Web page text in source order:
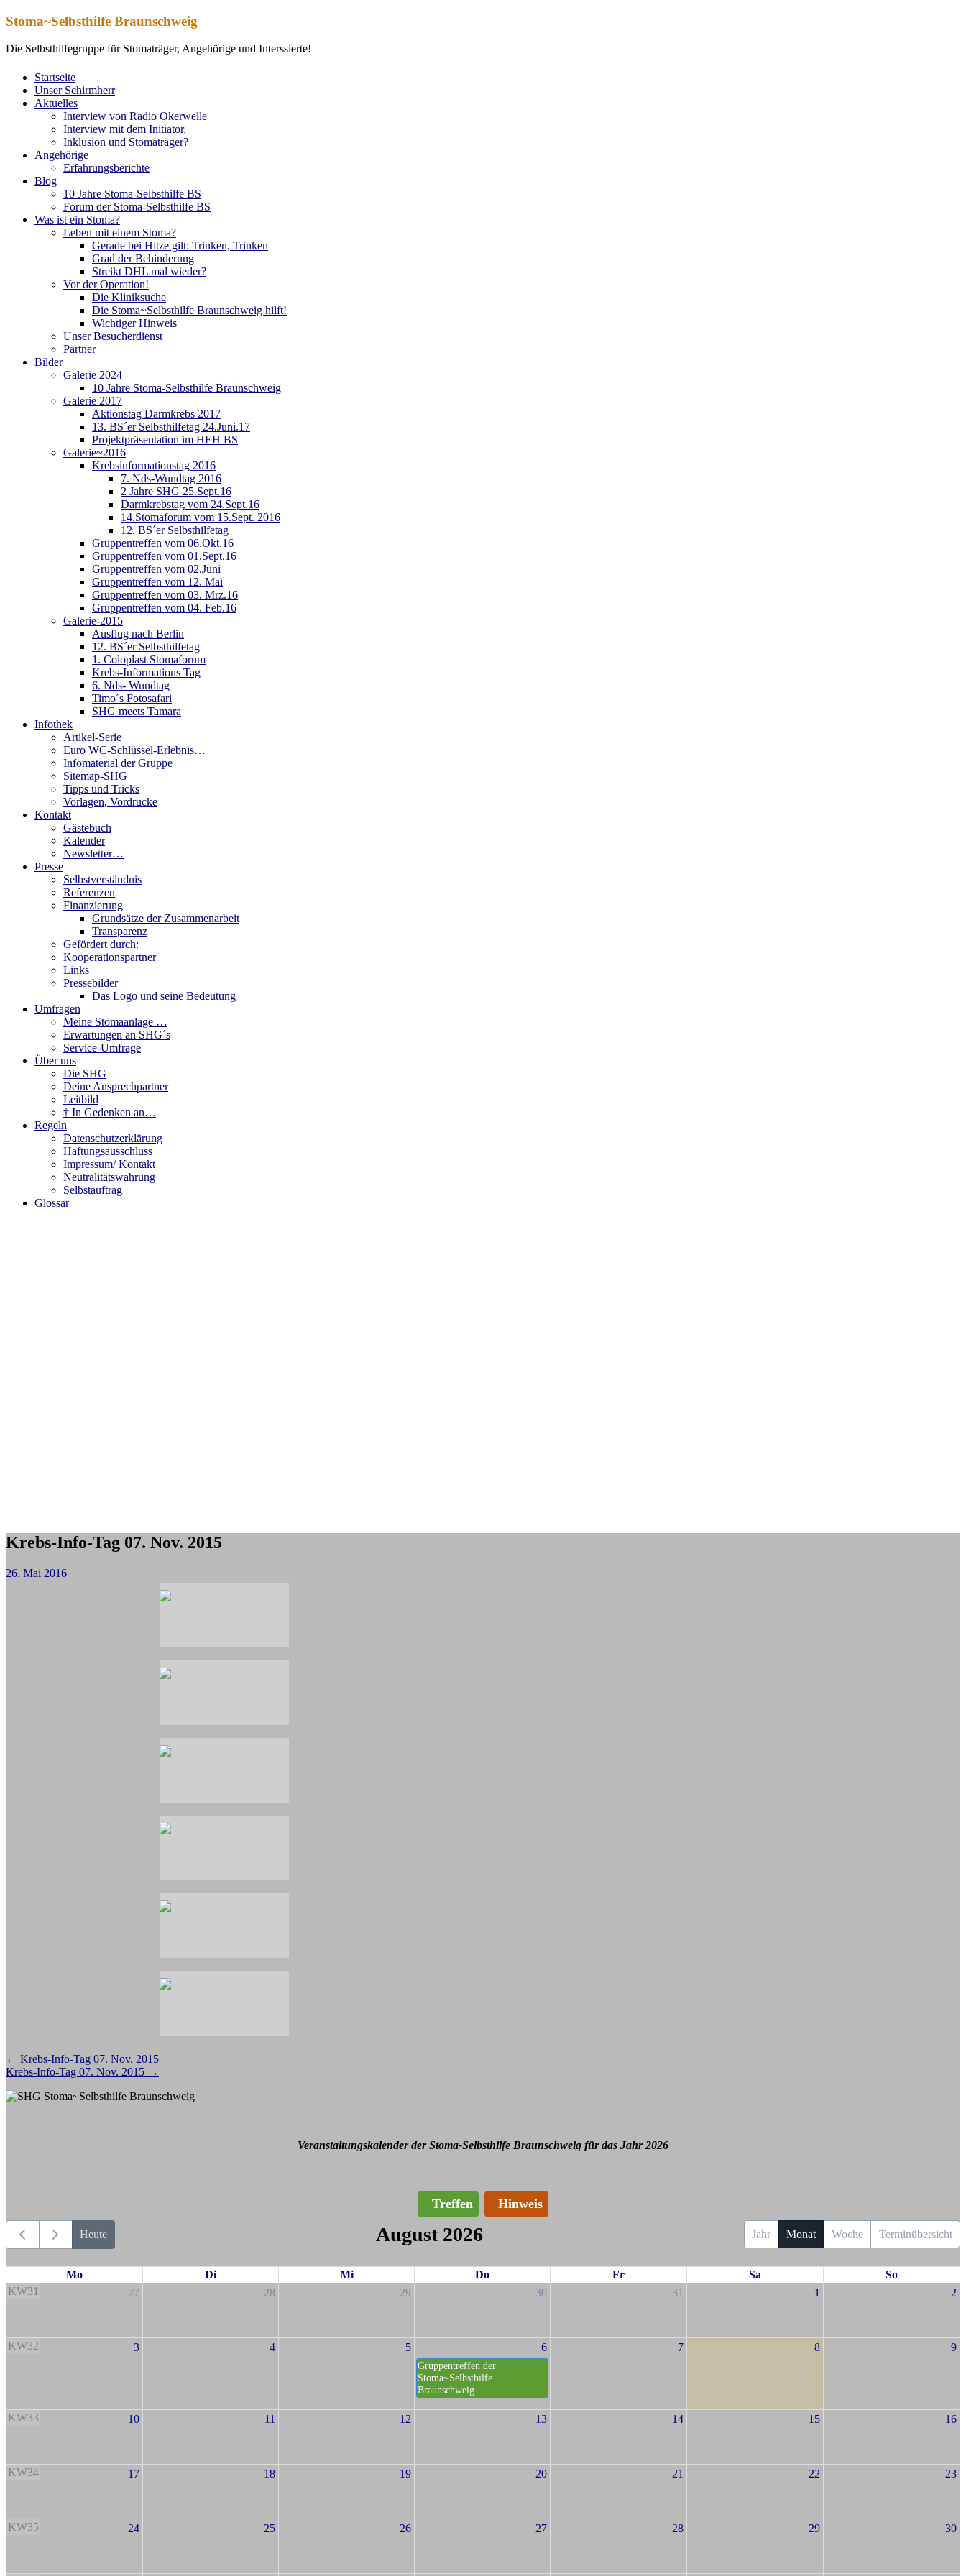
Zum
springen
Stoma~Selbsthilfe Braunschweig
Die Selbsthilfegruppe für Stomaträger, Angehörige und Interssierte!
Startseite
Unser Schirmherr
Aktuelles
Interview von Radio Okerwelle
Interview mit dem Initiator,
Inklusion und Stomaträger?
Angehörige
Erfahrungsberichte
Blog
10 Jahre Stoma-Selbsthilfe BS
Forum der Stoma-Selbsthilfe BS
Was ist ein Stoma?
Leben mit einem Stoma?
Gerade bei Hitze gilt: Trinken, Trinken
Grad der Behinderung
Streikt DHL mal wieder?
Vor der Operation!
Die Kliniksuche
Die Stoma~Selbsthilfe Braunschweig hilft!
Wichtiger Hinweis
Unser Besucherdienst
Partner
Bilder
Galerie 2024
10 Jahre Stoma-Selbsthilfe Braunschweig
Galerie 2017
Aktionstag Darmkrebs 2017
13. BS´er Selbsthilfetag 24.Juni.17
Projektpräsentation im HEH BS
Galerie~2016
Krebsinformationstag 2016
7. Nds-Wundtag 2016
2 Jahre SHG 25.Sept.16
Darmkrebstag vom 24.Sept.16
14.Stomaforum vom 15.Sept. 2016
12. BS´er Selbsthilfetag
Gruppentreffen vom 06.Okt.16
Gruppentreffen vom 01.Sept.16
Gruppentreffen vom 02.Juni
Gruppentreffen vom 12. Mai
Gruppentreffen vom 03. Mrz.16
Gruppentreffen vom 04. Feb.16
Galerie-2015
Ausflug nach Berlin
12. BS´er Selbsthilfetag
1. Coloplast Stomaforum
Krebs-Informations Tag
6. Nds- Wundtag
Timo´s Fotosafari
SHG meets Tamara
Infothek
Artikel-Serie
Euro WC-Schlüssel-Erlebnis…
Infomaterial der Gruppe
Sitemap-SHG
Tipps und Tricks
Vorlagen, Vordrucke
Kontakt
Gästebuch
Kalender
Newsletter…
Presse
Selbstverständnis
Referenzen
Finanzierung
Grundsätze der Zusammenarbeit
Transparenz
Gefördert durch:
Kooperationspartner
Links
Pressebilder
Das Logo und seine Bedeutung
Umfragen
Meine Stomaanlage …
Erwartungen an SHG´s
Service-Umfrage
Über uns
Die SHG
Deine Ansprechpartner
Leitbild
† In Gedenken an…
Regeln
Datenschutzerklärung
Haftungsausschluss
Impressum/ Kontakt
Neutralitätswahrung
Selbstauftrag
Glossar
Krebs-Info-Tag 07. Nov. 2015
26. Mai 2016
Beitragsnavigation
← Krebs-Info-Tag 07. Nov. 2015
Krebs-Info-Tag 07. Nov. 2015 →
Veranstaltungskalender der Stoma-Selbsthilfe Braunschweig für das Jahr 2026
Treffen Hinweis
Heute August 2026 Jahr Monat Woche Terminübersicht
Mo Di Mi Do Fr Sa
So
KW31
27 28 29 30 31 1 2
KW32 3 4 5 6
Gruppentreffen der
Stoma~Selbsthilfe
Braunschweig
7 8 9
KW33 10 11 12 13 14 15 16
KW34 17 18 19 20 21 22 23
KW35 24 25 26 27 28 29 30